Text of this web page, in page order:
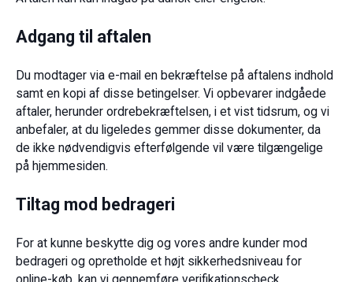
Adgang til aftalen
Du modtager via e-mail en bekræftelse på aftalens indhold
samt en kopi af disse betingelser. Vi opbevarer indgåede
aftaler, herunder ordrebekræftelsen, i et vist tidsrum, og vi
anbefaler, at du ligeledes gemmer disse dokumenter, da
de ikke nødvendigvis efterfølgende vil være tilgængelige
på hjemmesiden.
Tiltag mod bedrageri
For at kunne beskytte dig og vores andre kunder mod
bedrageri og opretholde et højt sikkerhedsniveau for